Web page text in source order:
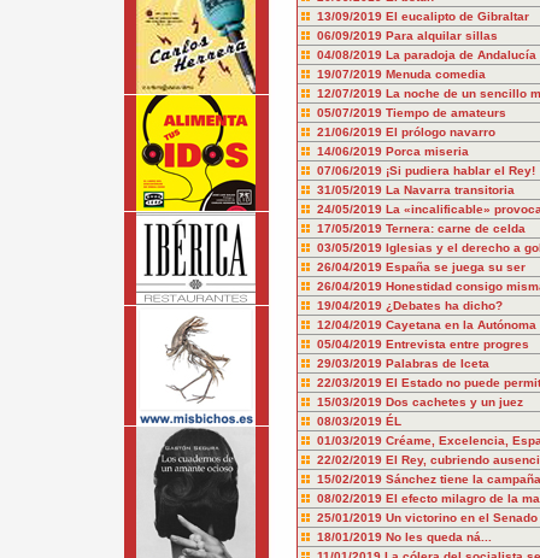
13/09/2019 El eucalipto de Gibraltar
06/09/2019 Para alquilar sillas
04/08/2019 La paradoja de Andalucía
19/07/2019 Menuda comedia
12/07/2019 La noche de un sencillo
05/07/2019 Tiempo de amateurs
21/06/2019 El prólogo navarro
14/06/2019 Porca miseria
07/06/2019 ¡Si pudiera hablar el Rey!
31/05/2019 La Navarra transitoria
24/05/2019 La «incalificable»
17/05/2019 Ternera: carne de celda
03/05/2019 Iglesias y el derecho a
26/04/2019 España se juega su ser
26/04/2019 Honestidad consigo
19/04/2019 ¿Debates ha dicho?
12/04/2019 Cayetana en la Autónoma
05/04/2019 Entrevista entre progres
29/03/2019 Palabras de Iceta
22/03/2019 El Estado no puede
15/03/2019 Dos cachetes y un juez
08/03/2019 ÉL
01/03/2019 Créame, Excelencia,
22/02/2019 El Rey, cubriendo
15/02/2019 Sánchez tiene la
08/02/2019 El efecto milagro de la
25/01/2019 Un victorino en el Senado
18/01/2019 No les queda ná...